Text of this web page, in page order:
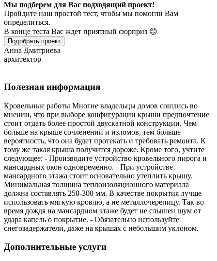
Мы подберем для Вас подходящий проект!
Пройдите наш простой тест, чтобы мы помогли Вам
определиться.
В конце теста Вас ждет приятный сюрприз 😊
Подобрать проект
Анна Дмитриева
архитектор
Полезная информация
Кровельные работы Многие владельцы домов сошлись во
мнении, что при выборе конфигурации крыши предпочтение
стоит отдать более простой двускатной конструкции. Чем
больше на крыше сочленений и изломов, тем больше
вероятность, что она будет протекать и требовать ремонта. К
тому же такая крыша получится дороже. Кроме того, учтите
следующее: - Производите устройство кровельного пирога и
мансардных окон одновременно. - При устройстве
мансардного этажа стоит основательно утеплить крышу.
Минимальная толщина теплоизоляционного материала
должна составлять 250-300 мм. В качестве покрытия лучше
использовать мягкую кровлю, а не металлочерепицу. Так во
время дождя на мансардном этаже будет не слышен шум от
удара капель о покрытие. - Обязательно используйте
снегозадержатели, даже на крышах с небольшим уклоном.
Дополнительные услуги